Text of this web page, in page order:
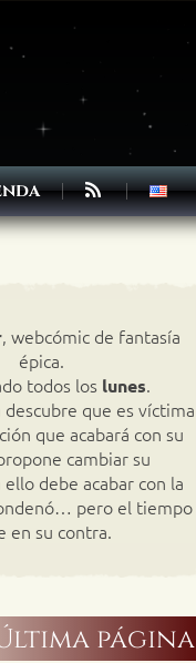
, webcómic de fantasía
épica.
todos los lunes.
descubre que es víctima
que acabará con su
cambiar su
debe acabar con la
pero el tiempo
en su contra.
página